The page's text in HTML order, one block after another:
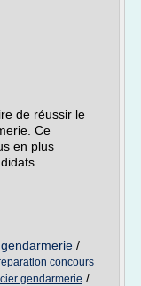
de réussir le
Ce
en plus
/
concours
gendarmerie /